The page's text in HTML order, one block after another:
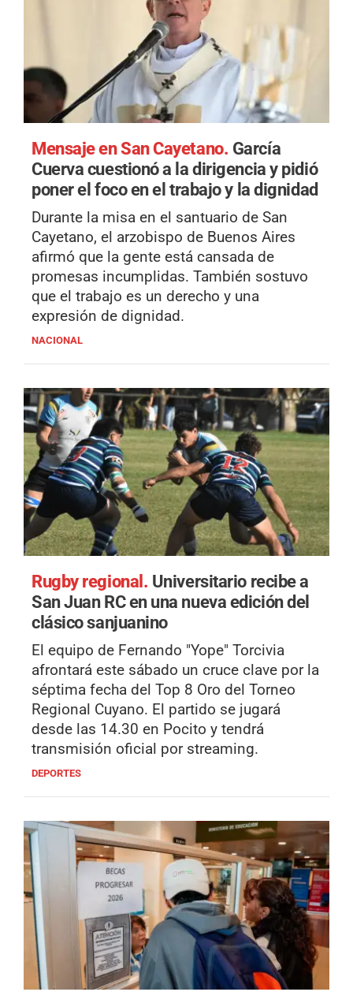
Mensaje en San Cayetano. García
Cuerva cuestionó a la dirigencia y pidió
poner el foco en el trabajo y la dignidad
Durante la misa en el santuario de San
Cayetano, el arzobispo de Buenos Aires
afirmó que la gente está cansada de
promesas incumplidas. También sostuvo
que el trabajo es un derecho y una
expresión de dignidad.
NACIONAL
Rugby regional. Universitario recibe a
San Juan RC en una nueva edición del
clásico sanjuanino
El equipo de Fernando "Yope" Torcivia
afrontará este sábado un cruce clave por la
séptima fecha del Top 8 Oro del Torneo
Regional Cuyano. El partido se jugará
desde las 14.30 en Pocito y tendrá
transmisión oficial por streaming.
DEPORTES